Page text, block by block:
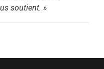
soutient. »